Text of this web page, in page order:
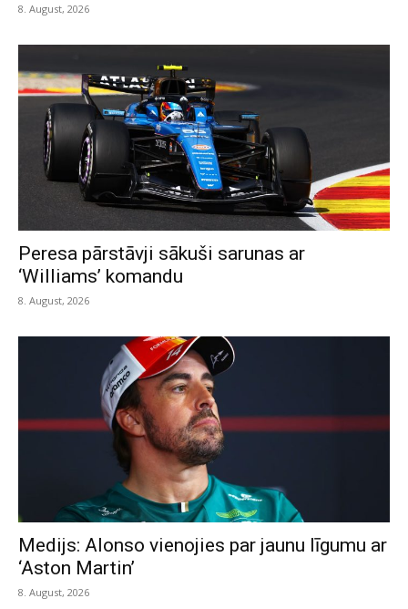
8. August, 2026
Peresa pārstāvji sākuši sarunas ar
‘Williams’ komandu
8. August, 2026
Medijs: Alonso vienojies par jaunu līgumu ar
‘Aston Martin’
8. August, 2026